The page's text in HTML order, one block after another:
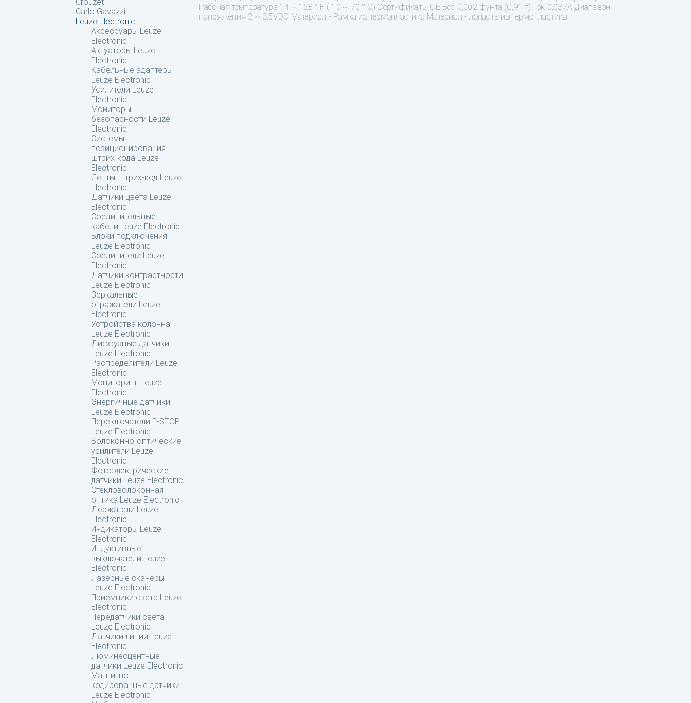
Carlo Gavazzi
Leuze Electronic
Аксессуары Leuze
Electronic
Актуаторы Leuze
Electronic
Кабельные адаптеры
Leuze Electronic
Усилители Leuze
Electronic
Мониторы
безопасности Leuze
Electronic
Системы
позиционирования
штрих-кода Leuze
Electronic
Ленты Штрих-код Leuze
Electronic
Датчики цвета Leuze
Electronic
Соединительные
кабели Leuze Electronic
Блоки подключения
Leuze Electronic
Соединители Leuze
Electronic
Датчики контрастности
Leuze Electronic
Зеркальные
отражатели Leuze
Electronic
Устройства колонна
Leuze Electronic
Диффузные датчики
Leuze Electronic
Распределители Leuze
Electronic
Мониторинг Leuze
Electronic
Энергичные датчики
Leuze Electronic
Переключатели E-STOP
Leuze Electronic
Волоконно-оптические
усилители Leuze
Electronic
Фотоэлектрические
датчики Leuze Electronic
Стекловолоконная
оптика Leuze Electronic
Держатели Leuze
Electronic
Индикаторы Leuze
Electronic
Индуктивные
выключатели Leuze
Electronic
Лазерные сканеры
Leuze Electronic
Приемники света Leuze
Electronic
Передатчики света
Leuze Electronic
Датчики линии Leuze
Electronic
Люминесцентные
датчики Leuze Electronic
Магнитно
кодированные датчики
Leuze Electronic
Рабочая температура 14 ~ 158 ° F (-10 ~ 70 ° C) Сертификаты CE Вес 0,002 фунта (0,91 г) Ток 0.037A Диапазон
напряжения 2 ~ 3.5VDC Материал - Рамка из термопластика Материал - лопасть из термопластика